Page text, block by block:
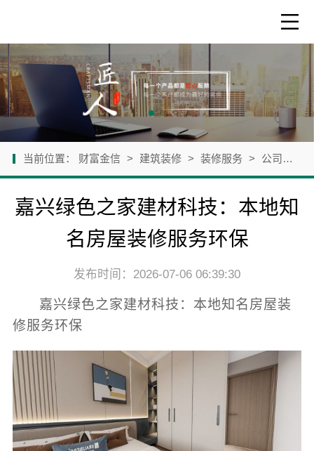
当前位置： 财富金信 > 建筑装修 > 装修服务 > 公司新闻
嘉兴绿色之家建材科技：本地知
名房屋装修服务环保
发布时间：2026-07-06 06:39:30
嘉兴绿色之家建材科技：本地知名房屋装
修服务环保